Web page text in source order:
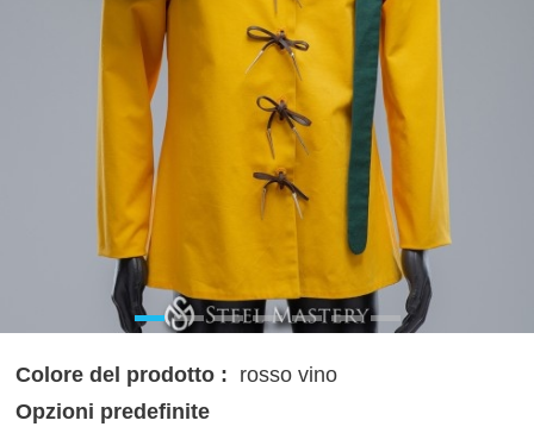
Colore del prodotto : rosso vino
Opzioni predefinite